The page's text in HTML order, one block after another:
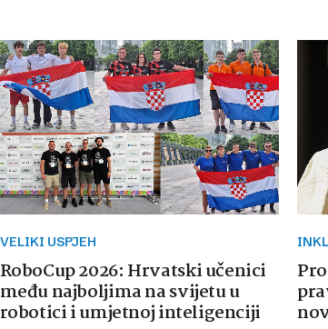
VELIKI USPJEH
RoboCup 2026: Hrvatski učenici
među najboljima na svijetu u
robotici i umjetnoj inteligenciji